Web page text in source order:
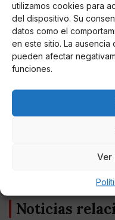
utilizamos cookies para
del dispositivo. Su
datos como el
en este sitio. La
pueden afectar
funciones.
Ver
Torres anuncia el
afectados del
las coladas del volcán
Noticias